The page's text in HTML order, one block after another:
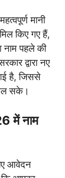
मानी
किए गए हैं,
नाम पहले की
द्वारा नए
है, जिससे
सके।
में नाम
आवेदन